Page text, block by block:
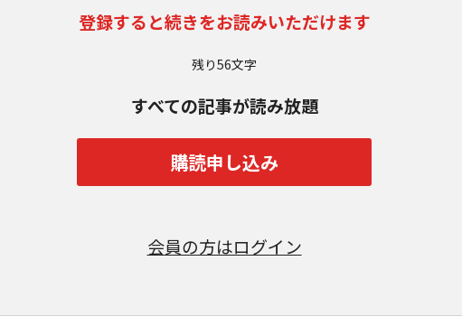
登録すると続きをお読みいただけます
残り56文字
すべての記事が読み放題
購読申し込み
会員の方はログイン